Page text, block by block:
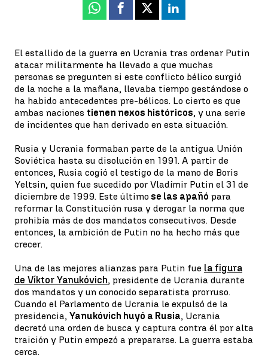
Whatsapp
Facebook
X Linkedin
El estallido de la guerra en Ucrania tras ordenar Putin
atacar militarmente ha llevado a que muchas
personas se pregunten si este conflicto bélico surgió
de la noche a la mañana, llevaba tiempo gestándose o
ha habido antecedentes pre-bélicos. Lo cierto es que
ambas naciones tienen nexos históricos, y una serie
de incidentes que han derivado en esta situación.
Rusia y Ucrania formaban parte de la antigua Unión
Soviética hasta su disolución en 1991. A partir de
entonces, Rusia cogió el testigo de la mano de Boris
Yeltsin, quien fue sucedido por Vladímir Putin el 31 de
diciembre de 1999. Este último se las apañó para
reformar la Constitución rusa y derogar la norma que
prohibía más de dos mandatos consecutivos. Desde
entonces, la ambición de Putin no ha hecho más que
crecer.
Una de las mejores alianzas para Putin fue la figura
de Víktor Yanukóvich, presidente de Ucrania durante
dos mandatos y un conocido separatista prorruso.
Cuando el Parlamento de Ucrania le expulsó de la
presidencia, Yanukóvich huyó a Rusia, Ucrania
decretó una orden de busca y captura contra él por alta
traición y Putin empezó a prepararse. La guerra estaba
cerca.